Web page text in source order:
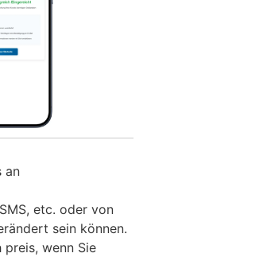
an
etc. oder von
sein können.
preis, wenn Sie